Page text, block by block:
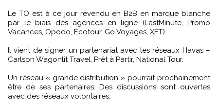
Le TO est à ce jour revendu en B2B en marque blanche
par le biais des agences en ligne (LastMinute, Promo
Vacances, Opodo, Ecotour, Go Voyages, XFT).
Il vient de signer un partenariat avec les réseaux Havas –
Carlson Wagonlit Travel, Prêt à Partir, National Tour.
Un réseau « grande distribution » pourrait prochainement
être de ses partenaires. Des discussions sont ouvertes
avec des réseaux volontaires.